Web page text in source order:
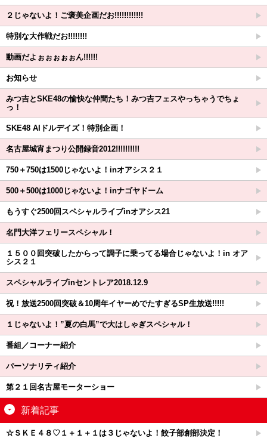
２じゃないよ！ご褒美企画だお!!!!!!!!!!!!
特別な大作戦だお!!!!!!!!
動画だよぉぉぉぉぉん!!!!!!
お知らせ
みつ吉とSKE48の愉快な仲間たち！みつ吉フェスやっちゃうでちょ
っ！
SKE48 AIドルデイズ！特別企画！
名古屋城宵まつり公開録音2012!!!!!!!!!!
750＋750は1500じゃないよ！inオアシス２１
500＋500は1000じゃないよ！inナゴヤドーム
もうすぐ2500回スペシャルライブinオアシス21
名門大洋フェリースペシャル！
１５００回突破したからって調子に乗ってる場合じゃないよ！in オア
シス２１
スペシャルライブinセントレア2018.12.9
祝！放送2500回突破＆10周年イヤーめでたすぎるSP生放送!!!!!
１じゃないよ！”夏の白馬”で大はしゃぎスペシャル！
番組／コーナー紹介
パーソナリティ紹介
第２１回名古屋モーターショー
新着記事
☆ＳＫＥ４８♡１＋１＋１は３じゃないよ！餃子部創部決定！